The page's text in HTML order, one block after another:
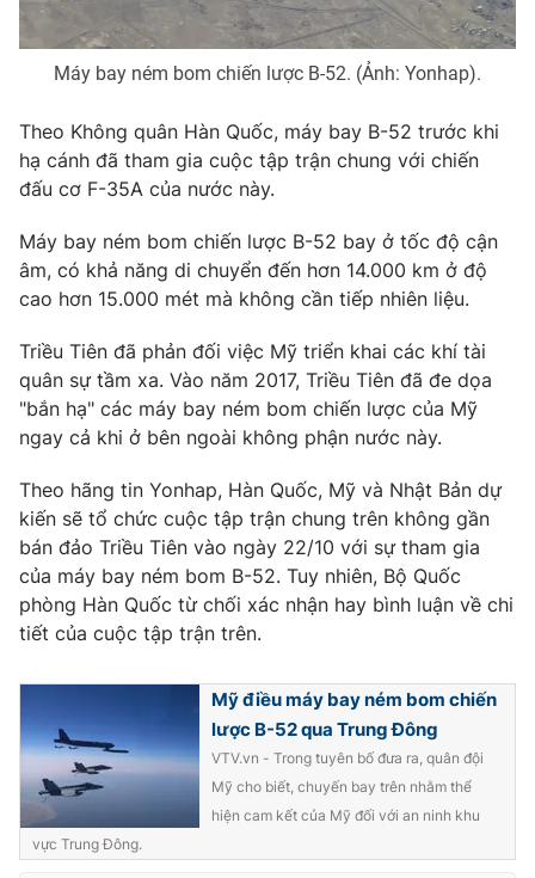
VTV Sức khoẻ Bất động sản
Thị trường 24h Tấm lòng Việt
VTV4 Vươn mình bằng AI
VTV9 VTV8
Theo dõi báo trên
Cơ quan chủ quản: Đài Truyền hình Việt Nam
Giấy phép hoạt động báo in và báo điện tử số 483/GP-BTTTT
cấp ngày 29/12/2023
Tổng Biên tập:
Vũ Thanh Thủy
Phó Tổng Biên tập:
Nguyễn Thị Mỹ Hạnh, Phạm Quốc Thắng,
Nguyễn Trọng Ninh
Tổng đài VTV:024.38 355 931 - 024.38 355 932
Máy bay ném bom chiến lược B-52. (Ảnh: Yonhap).
Theo Không quân Hàn Quốc, máy bay B-52 trước khi
hạ cánh đã tham gia cuộc tập trận chung với chiến
đấu cơ F-35A của nước này.
Máy bay ném bom chiến lược B-52 bay ở tốc độ cận
âm, có khả năng di chuyển đến hơn 14.000 km ở độ
cao hơn 15.000 mét mà không cần tiếp nhiên liệu.
Triều Tiên đã phản đối việc Mỹ triển khai các khí tài
quân sự tầm xa. Vào năm 2017, Triều Tiên đã đe dọa
"bắn hạ" các máy bay ném bom chiến lược của Mỹ
ngay cả khi ở bên ngoài không phận nước này.
Theo hãng tin Yonhap, Hàn Quốc, Mỹ và Nhật Bản dự
kiến ​​sẽ tổ chức cuộc tập trận chung trên không gần
bán đảo Triều Tiên vào ngày 22/10 với sự tham gia
của máy bay ném bom B-52. Tuy nhiên, Bộ Quốc
phòng Hàn Quốc từ chối xác nhận hay bình luận về chi
tiết của cuộc tập trận trên.
Mỹ điều máy bay ném bom chiến
lược B-52 qua Trung Đông
VTV.vn - Trong tuyên bố đưa ra, quân đội
Mỹ cho biết, chuyến bay trên nhằm thể
hiện cam kết của Mỹ đối với an ninh khu
vực Trung Đông.